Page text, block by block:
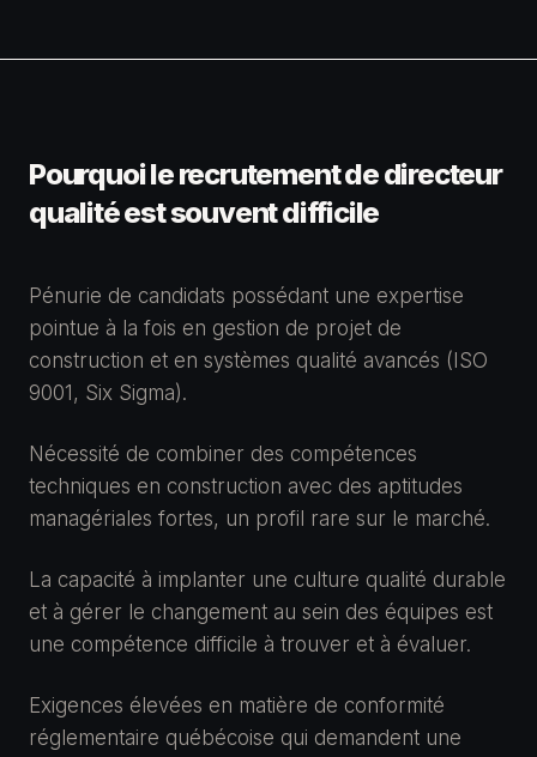
Pourquoi le recrutement dedirecteur
qualitéest souvent difficile
Pénurie de candidats possédant une expertise
pointue à la fois en gestion de projet de
construction et en systèmes qualité avancés (ISO
9001, Six Sigma).
Nécessité de combiner des compétences
techniques en construction avec des aptitudes
managériales fortes, un profil rare sur le marché.
La capacité à implanter une culture qualité durable
et à gérer le changement au sein des équipes est
une compétence difficile à trouver et à évaluer.
Exigences élevées en matière de conformité
réglementaire québécoise qui demandent une